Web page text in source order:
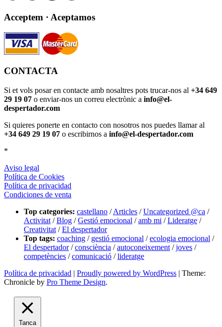
Acceptem · Aceptamos
CONTACTA
Si et vols posar en contacte amb nosaltres pots trucar-nos al +34 649
29 19 07 o enviar-nos un correu electrònic a info@el-
despertador.com
Si quieres ponerte en contacto con nosotros nos puedes llamar al
+34 649 29 19 07 o escribirnos a info@el-despertador.com
*
Aviso legal
Política de Cookies
Política de privacidad
Condiciones de venta
Top categories: castellano /Articles /Uncategorized @ca /
Activitat /Blog /Gestió emocional /amb mi /Lideratge /
Creativitat /El despertador
Top tags: coaching / gestió emocional /ecologia emocional /
El despertador/consciència /autoconeixement /joves /
competències /comunicació /lideratge
Política de privacidad | Proudly powered by WordPress | Theme:
Chronicle by Pro Theme Design.
Tanca